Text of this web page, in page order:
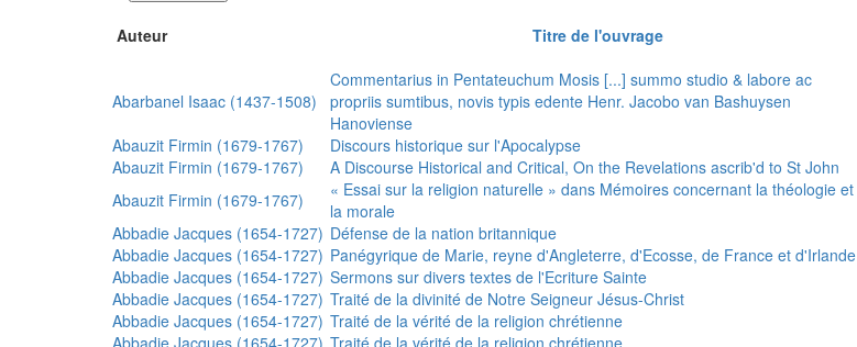
Auteur Titre de l'ouvrage
Abarbanel Isaac (1437-1508)
Commentarius in Pentateuchum Mosis [...] summo studio & labore ac
propriis sumtibus, novis typis edente Henr. Jacobo van Bashuysen
Hanoviense
Abauzit Firmin (1679-1767)
Discours historique sur l'Apocalypse
Abauzit Firmin (1679-1767)
A Discourse Historical and Critical, On the Revelations ascrib'd to St John
Abauzit Firmin (1679-1767)
« Essai sur la religion naturelle » dans Mémoires concernant la théologie et
la morale
Abbadie Jacques (1654-1727) Défense de la nation britannique
Abbadie Jacques (1654-1727) Panégyrique de Marie, reyne d'Angleterre, d'Ecosse, de France et d'Irlande
Abbadie Jacques (1654-1727) Sermons sur divers textes de l'Ecriture Sainte
Abbadie Jacques (1654-1727) Traité de la divinité de Notre Seigneur Jésus-Christ
Abbadie Jacques (1654-1727) Traité de la vérité de la religion chrétienne
Abbadie Jacques (1654-1727) Traité de la vérité de la religion chrétienne